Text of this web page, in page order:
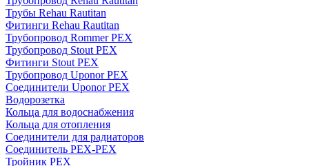
Трубы Rehau Rautitan
Фитинги Rehau Rautitan
Трубопровод Rommer PEX
Трубопровод Stout PEX
Фитинги Stout PEX
Трубопровод Uponor PEX
Соединители Uponor PEX
Водорозетка
Кольца для водоснабжения
Кольца для отопления
Соединители для радиаторов
Соединитель PEX-PEX
Тройник PEX